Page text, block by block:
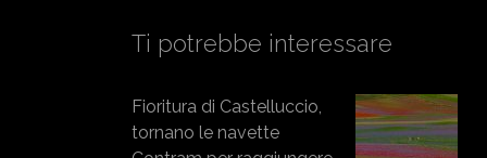
Ti potrebbe interessare
Fioritura di Castelluccio,
tornano le navette